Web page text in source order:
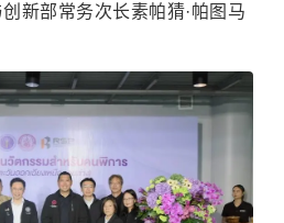
新部常务次长素帕猜·帕图马